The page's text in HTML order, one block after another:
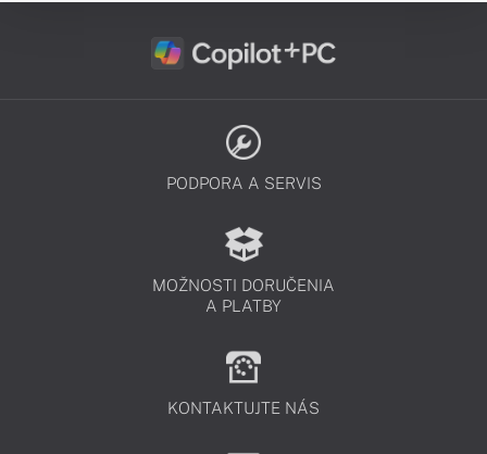
PODPORA A SERVIS
MOŽNOSTI DORUČENIA
A PLATBY
KONTAKTUJTE NÁS